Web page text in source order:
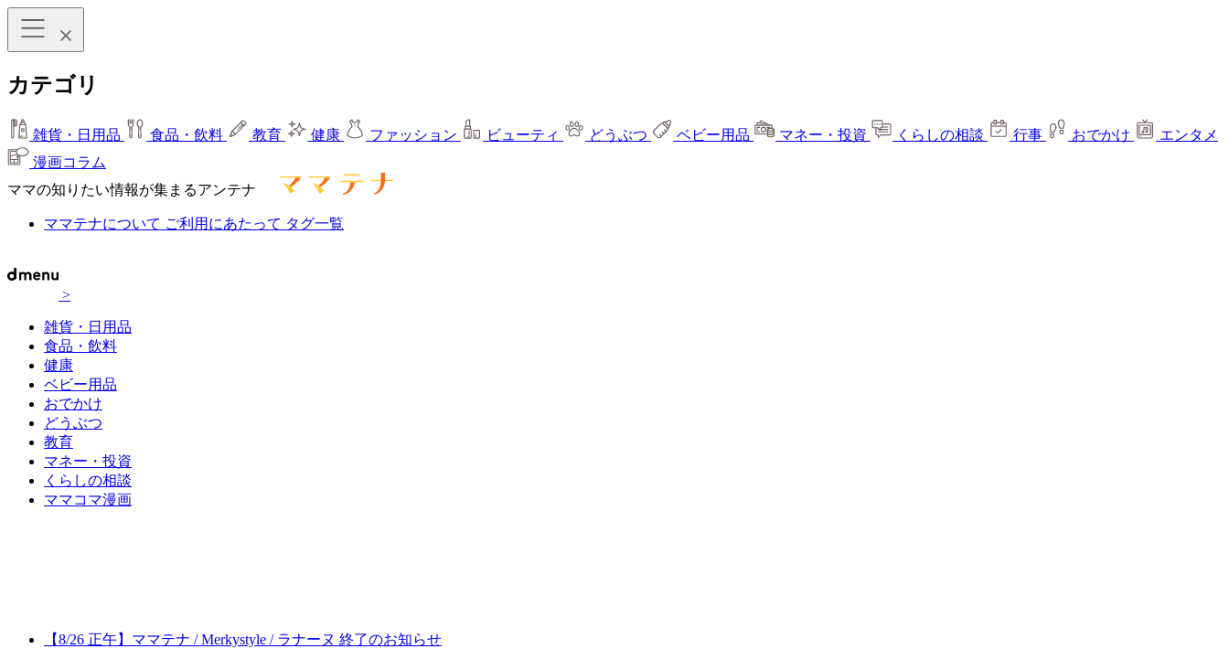
カテゴリ
雑貨・日用品 食品・飲料 教育 健康 ファッション ビューティ どうぶつ ベビー用品 マネー・投資 くらしの相談 行事 おでかけ
エンタメ
漫画コラム
ママの知りたい情報が集まるアンテナ
ママテナについて ご利用にあたって タグ一覧
>
雑貨・日用品
食品・飲料
健康
ベビー用品
おでかけ
どうぶつ
教育
マネー・投資
くらしの相談
ママコマ漫画
【8/26 正午】ママテナ / Merkystyle / ラナーヌ 終了のお知らせ